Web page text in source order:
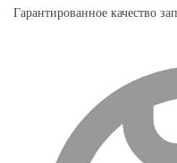
Гарантированное качество